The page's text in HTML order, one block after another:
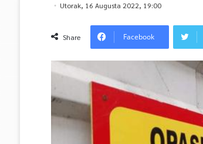
Utorak, 16 Augusta 2022, 19:00
Share Facebook